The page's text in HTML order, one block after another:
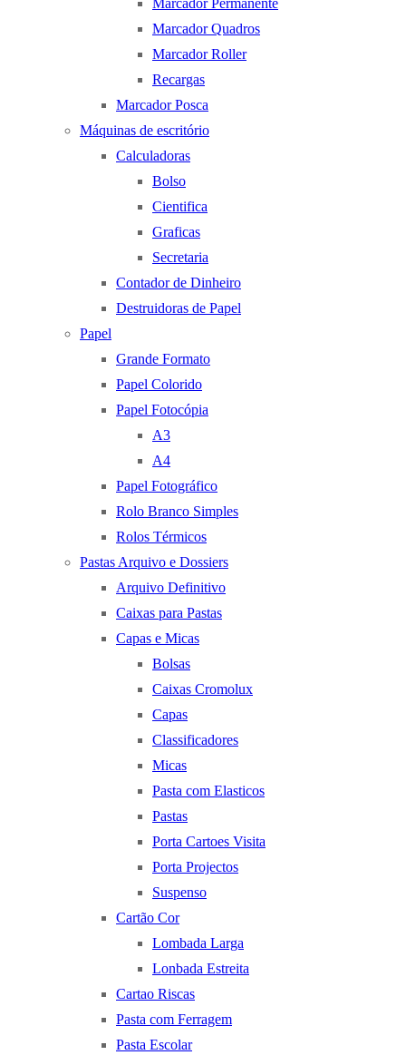
Marcador Permanente
Marcador Quadros
Marcador Roller
Recargas
Marcador Posca
Máquinas de escritório
Calculadoras
Bolso
Cientifica
Graficas
Secretaria
Contador de Dinheiro
Destruidoras de Papel
Papel
Grande Formato
Papel Colorido
Papel Fotocópia
A3
A4
Papel Fotográfico
Rolo Branco Simples
Rolos Térmicos
Pastas Arquivo e Dossiers
Arquivo Definitivo
Caixas para Pastas
Capas e Micas
Bolsas
Caixas Cromolux
Capas
Classificadores
Micas
Pasta com Elasticos
Pastas
Porta Cartoes Visita
Porta Projectos
Suspenso
Cartão Cor
Lombada Larga
Lonbada Estreita
Cartao Riscas
Pasta com Ferragem
Pasta Escolar